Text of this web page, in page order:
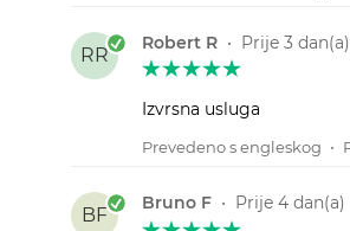
RR
Robert R • Prije 3 dan(a)
Izvrsna usluga
Prevedeno s engleskog •
BF
Bruno F • Prije 4 dan(a)